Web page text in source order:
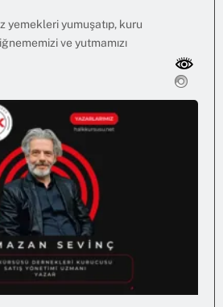
yemekleri yumuşatıp, kuru
ve yutmamızı